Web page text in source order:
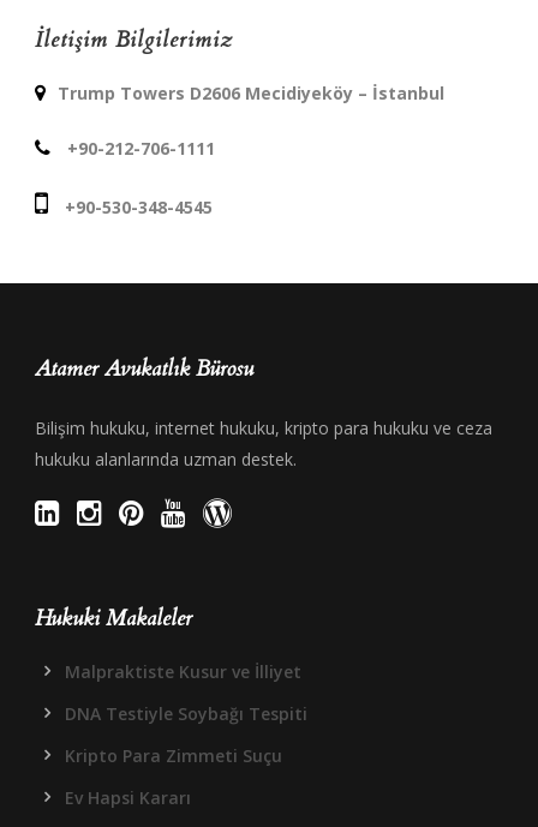
İletişim Bilgilerimiz
Trump Towers D2606 Mecidiyeköy – İstanbul
+90-212-706-1111
+90-530-348-4545
Atamer Avukatlık Bürosu
Bilişim hukuku, internet hukuku, kripto para hukuku ve ceza
hukuku alanlarında uzman destek.
Hukuki Makaleler
Malpraktiste Kusur ve İlliyet
DNA Testiyle Soybağı Tespiti
Kripto Para Zimmeti Suçu
Ev Hapsi Kararı